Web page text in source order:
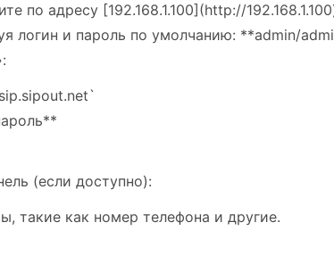
по адресу [192.168.1.100](http://
логин и пароль по умолчанию: **admin/
(если доступно):
такие как номер телефона и другие.